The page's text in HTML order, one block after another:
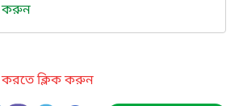
করুন
করতে ক্লিক করুন